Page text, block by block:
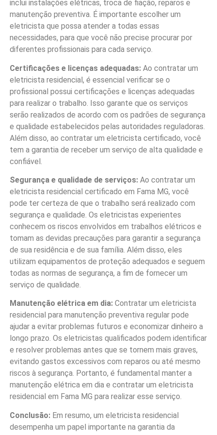
inclui instalações elétricas, troca de fiação, reparos e
manutenção preventiva. É importante escolher um
eletricista que possa atender a todas essas
necessidades, para que você não precise procurar por
diferentes profissionais para cada serviço.
Certificações e licenças adequadas: Ao contratar um
eletricista residencial, é essencial verificar se o
profissional possui certificações e licenças adequadas
para realizar o trabalho. Isso garante que os serviços
serão realizados de acordo com os padrões de segurança
e qualidade estabelecidos pelas autoridades reguladoras.
Além disso, ao contratar um eletricista certificado, você
tem a garantia de receber um serviço de alta qualidade e
confiável.
Segurança e qualidade de serviços: Ao contratar um
eletricista residencial certificado em Fama MG, você
pode ter certeza de que o trabalho será realizado com
segurança e qualidade. Os eletricistas experientes
conhecem os riscos envolvidos em trabalhos elétricos e
tomam as devidas precauções para garantir a segurança
de sua residência e de sua família. Além disso, eles
utilizam equipamentos de proteção adequados e seguem
todas as normas de segurança, a fim de fornecer um
serviço de qualidade.
Manutenção elétrica em dia: Contratar um eletricista
residencial para manutenção preventiva regular pode
ajudar a evitar problemas futuros e economizar dinheiro a
longo prazo. Os eletricistas qualificados podem identificar
e resolver problemas antes que se tornem mais graves,
evitando gastos excessivos com reparos ou até mesmo
riscos à segurança. Portanto, é fundamental manter a
manutenção elétrica em dia e contratar um eletricista
residencial em Fama MG para realizar esse serviço.
Conclusão: Em resumo, um eletricista residencial
desempenha um papel importante na garantia da